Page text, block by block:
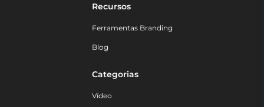
Recursos
Ferramentas Branding
Blog
Categorias
Vídeo